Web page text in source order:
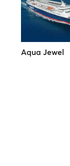
Aqua Jewel